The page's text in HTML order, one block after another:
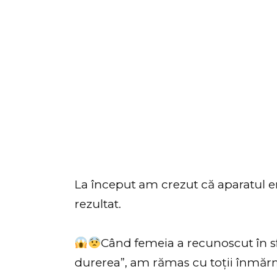
La început am crezut că aparatul
rezultat.
Când femeia a recunoscut în
durerea”, am rămas cu toții